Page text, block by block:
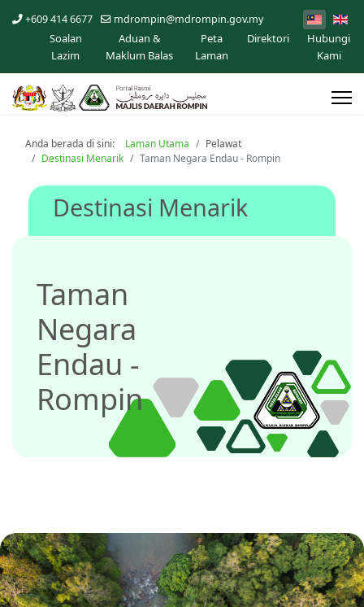
+609 414 6677 mdrompin@mdrompin.gov.my
Soalan
Lazim
Aduan &
Maklum Balas
Peta
Laman
Direktori
Hubungi
Kami
Anda berada di sini: Laman Utama
Pelawat
Destinasi Menarik
Taman Negara Endau - Rompin
Destinasi Menarik
Taman
Negara
Endau -
Rompin